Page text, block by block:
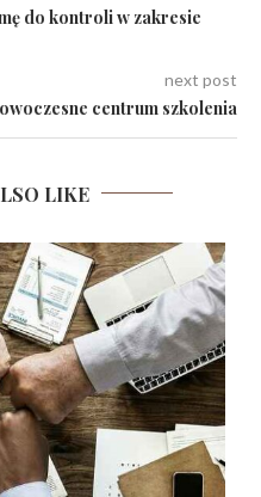
do kontroli w zakresie
next post
centrum szkolenia
LIKE